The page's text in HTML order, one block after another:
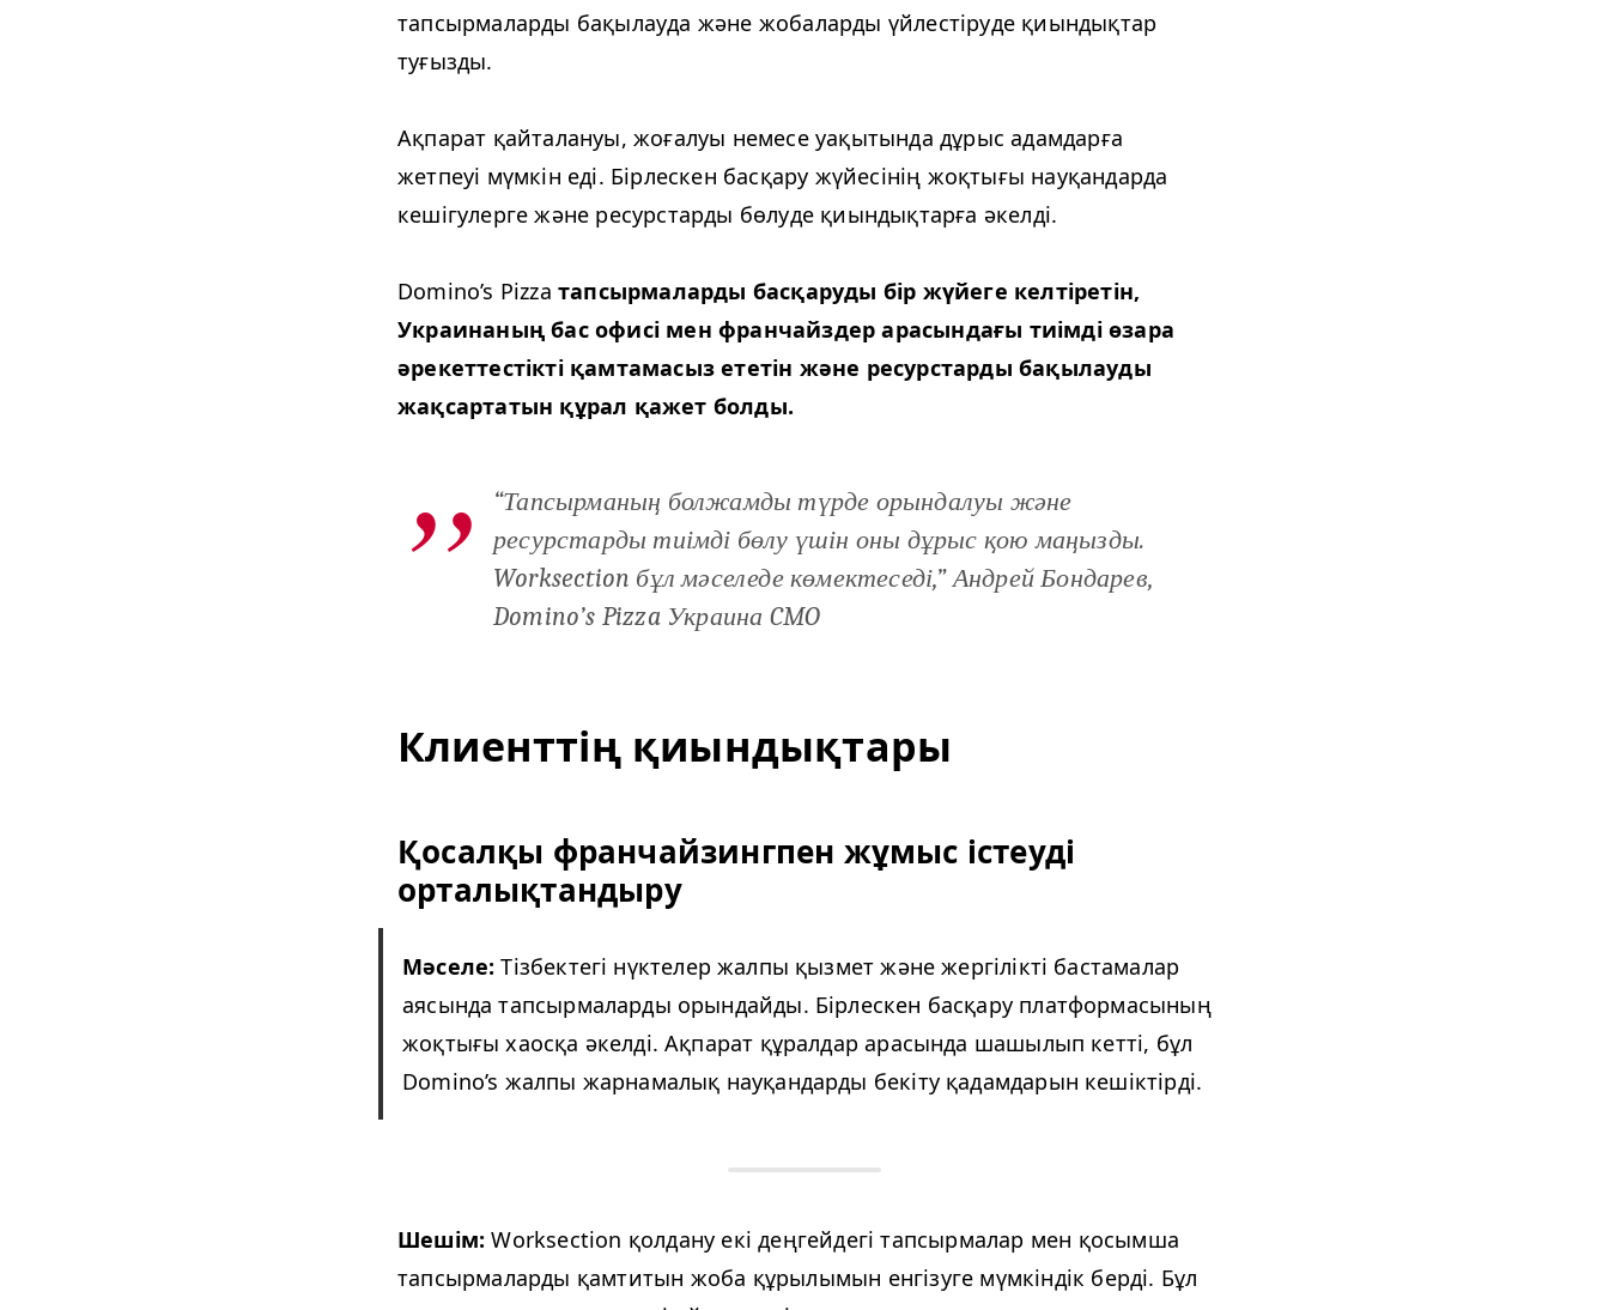
тапсырмаларды бақылауда және жобаларды үйлестіруде қиындықтар
туғызды.
Ақпарат қайталануы, жоғалуы немесе уақытында дұрыс адамдарға
жетпеуі мүмкін еді. Бірлескен басқару жүйесінің жоқтығы науқандарда
кешігулерге және ресурстарды бөлуде қиындықтарға әкелді.
Domi­no’s Piz­za тапсырмаларды басқаруды бір жүйеге келтіретін,
Украинаның бас офисі мен франчайздер арасындағы тиімді өзара
әрекеттестікті қамтамасыз ететін және ресурстарды бақылауды
жақсартатын құрал қажет болды.
“Тапсырманың болжамды түрде орындалуы және
ресурстарды тиімді бөлу үшін оны дұрыс қою маңызды.
Work­sec­tion бұл мәселеде көмектеседі,” Андрей Бондарев,
Domi­no’s Piz­za Украина CMO
Клиенттің қиындықтары
Қосалқы франчайзингпен жұмыс істеуді
орталықтандыру
Мәселе:Тізбектегі нүктелер жалпы қызмет және жергілікті бастамалар
аясында тапсырмаларды орындайды. Бірлескен басқару платформасының
жоқтығы хаосқа әкелді. Ақпарат құралдар арасында шашылып кетті, бұл
Domi­no’s жалпы жарнамалық науқандарды бекіту қадамдарын кешіктірді.
Шешім: Work­sec­tion қолдану екі деңгейдегі тапсырмалар мен қосымша
тапсырмаларды қамтитын жоба құрылымын енгізуге мүмкіндік берді. Бұл